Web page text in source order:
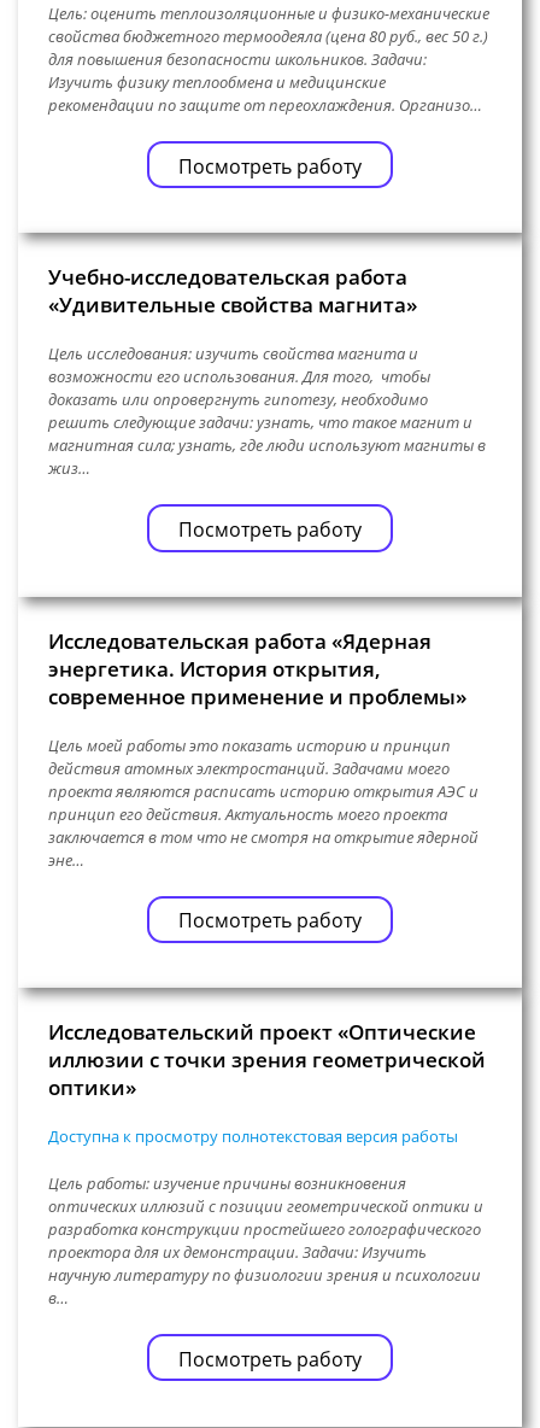
Цель: оценить теплоизоляционные и физико-механические
свойства бюджетного термоодеяла (цена 80 руб., вес 50 г.)
для повышения безопасности школьников. Задачи:
Изучить физику теплообмена и медицинские
рекомендации по защите от переохлаждения. Организо…
Посмотреть работу
Учебно-исследовательская работа
«Удивительные свойства магнита»
Цель исследования: изучить свойства магнита и
возможности его использования. Для того, чтобы
доказать или опровергнуть гипотезу, необходимо
решить следующие задачи: узнать, что такое магнит и
магнитная сила; узнать, где люди используют магниты в
жиз…
Посмотреть работу
Исследовательская работа «Ядерная
энергетика. История открытия,
современное применение и проблемы»
Цель моей работы это показать историю и принцип
действия атомных электростанций. Задачами моего
проекта являются расписать историю открытия АЭС и
принцип его действия. Актуальность моего проекта
заключается в том что не смотря на открытие ядерной
эне…
Посмотреть работу
Исследовательский проект «Оптические
иллюзии с точки зрения геометрической
оптики»
Доступна к просмотру полнотекстовая версия работы
Цель работы: изучение причины возникновения
оптических иллюзий с позиции геометрической оптики и
разработка конструкции простейшего голографического
проектора для их демонстрации. Задачи: Изучить
научную литературу по физиологии зрения и психологии
в…
Посмотреть работу